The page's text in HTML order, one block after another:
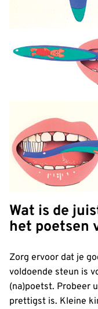
Wat is de
het poetsen
Zorg ervoor dat je
voldoende steun is
(na)poetst. Probeer
prettigst is. Kleine